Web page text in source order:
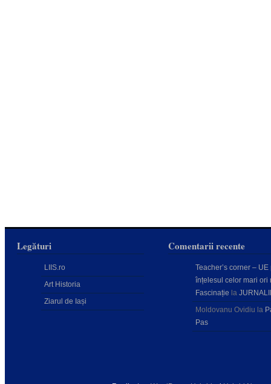
Legături
LIIS.ro
Art Historia
Ziarul de Iași
Comentarii recente
Teacher’s corner – UE
înțelesul celor mari ori
Fascinație la
Moldovanu Ovidiu la
Pas